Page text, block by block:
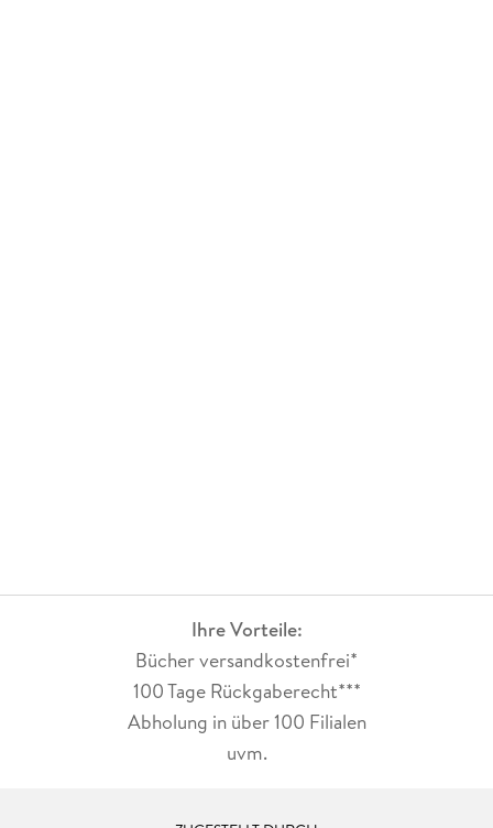
Ihre Vorteile:
Bücher versandkostenfrei*
100 Tage Rückgaberecht***
Abholung in über 100 Filialen
uvm.